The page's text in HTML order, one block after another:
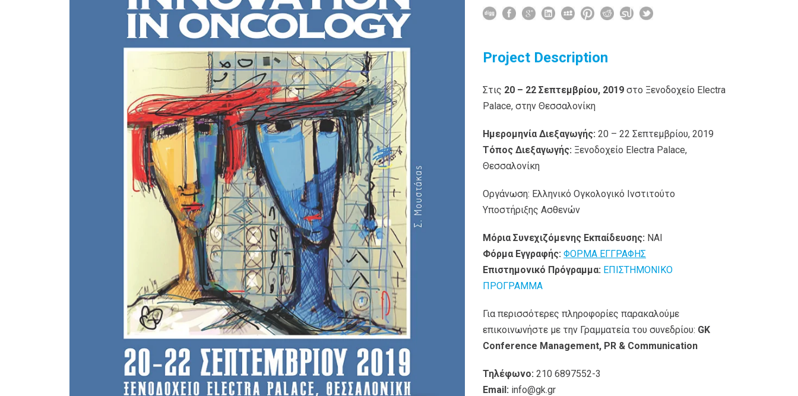
Project Description
Στις 20 – 22 Σεπτεμβρίου, 2019 στο Ξενοδοχείο Electra
Palace, στην Θεσσαλονίκη
Ημερομηνία Διεξαγωγής: 20 – 22 Σεπτεμβρίου, 2019
Τόπος Διεξαγωγής: Ξενοδοχείο Electra Palace,
Θεσσαλονίκη
Οργάνωση: Ελληνικό Ογκολογικό Ινστιτούτο
Υποστήριξης Ασθενών
Μόρια Συνεχιζόμενης Εκπαίδευσης: ΝΑΙ
Φόρμα Εγγραφής: ΦΟΡΜΑ ΕΓΓΡΑΦΗΣ
Επιστημονικό Πρόγραμμα: ΕΠΙΣΤΗΜΟΝΙΚΟ
ΠΡΟΓΡΑΜΜΑ
Για περισσότερες πληροφορίες παρακαλούμε
επικοινωνήστε με την Γραμματεία του συνεδρίου: GK
Conference Management, PR & Communication
Τηλέφωνο: 210 6897552-3
Email: info@gk.gr